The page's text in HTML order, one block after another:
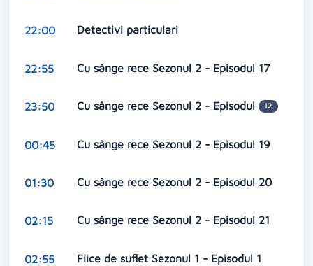
22:00 Detectivi particulari
22:55 Cu sânge rece Sezonul 2 - Episodul 17
23:50 Cu sânge rece Sezonul 2 - Episodul 12
00:45 Cu sânge rece Sezonul 2 - Episodul 19
01:30 Cu sânge rece Sezonul 2 - Episodul 20
02:15 Cu sânge rece Sezonul 2 - Episodul 21
02:55 Fiice de suflet Sezonul 1 - Episodul 1